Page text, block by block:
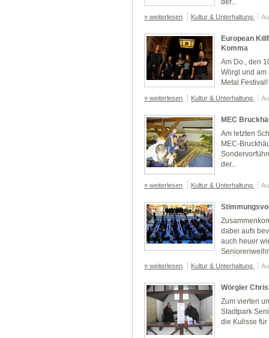
der...
» weiterlesen Kultur & Unterhaltung
European
Komma
Am Do., den
Wörgl und am
Metal Festival!
» weiterlesen Kultur & Unterhaltung
MEC
Am letzten
MEC-
der...
» weiterlesen Kultur & Unterhaltung
dabei aufs
auch heuer
» weiterlesen Kultur & Unterhaltung
Wörgler
Zum vierten
Stadtpark
die Kulisse